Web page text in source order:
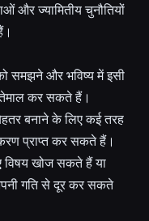
और ज्यामितीय चुनौतियों
समझने और भविष्य में इसी
कर सकते हैं।
बनाने के लिए कई तरह
प्राप्त कर सकते हैं।
खोज सकते हैं या
गति से दूर कर सकते